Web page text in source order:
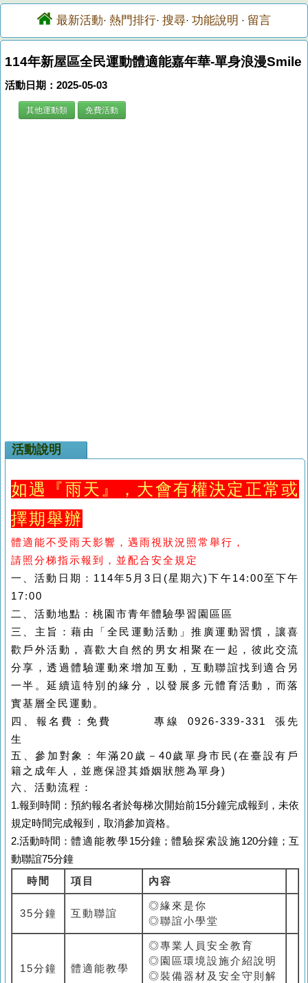
最新活動· 熱門排行· 搜尋· 功能說明 · 留言
114年新屋區全民運動體適能嘉年華-單身浪漫Smile
活動日期：2025-05-03
其他運動類 免費活動
活動說明
如遇『雨天』，大會有權決定正常或
擇期舉辦
體適能不受雨天影響，遇雨視狀況照常舉行，
請照分梯指示報到，並配合安全規定
一、活動日期： 114年5月3日(星期六)下午14:00至下午
17:00
二、 活動地點： 桃園市青年體驗學習園區 區
三、 主旨：藉由「全民運動活動」推廣運動習慣 ， 讓喜
歡戶外活動 ， 喜歡大自然的男女相聚在一起， 彼此交流
分享 ，透過體驗運動來增加互動，互動聯誼找到適合另
一半。延續這特別的緣分 ，以發展 多元體育活動，而落
實基層全民運動。
四、報名費： 免費專線 0926-339-331 張先
生
五、參加對象：年滿20歲－40歲單身市民(在臺設有戶
籍之成年人，並應保證其婚姻狀態為單身)
六、活動流程：
1.報到時間：預約報名者於每梯次開始前15分鐘完成報到，未依
規定時間完成報到，取消參加資格。
2.活動時間： 體適能教學15分鐘； 體驗探索設施120分鐘 ；互
動聯誼75分鐘
時間
項目 內容
35分鐘 互動聯誼
◎緣來是你
◎聯誼小學堂
15分鐘 體適能教學
◎專業人員安全教育
◎園區環境設施介紹說明
◎裝備器材及安全守則解